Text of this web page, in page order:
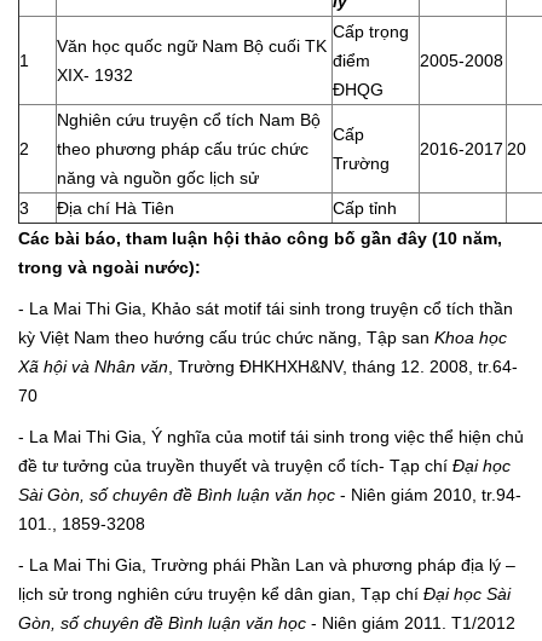
1
Văn học quốc ngữ Nam Bộ cuối TK
XIX- 1932
Cấp trọng
điểm
ĐHQG
2005-2008
2
Nghiên cứu truyện cổ tích Nam Bộ
theo phương pháp cấu trúc chức
năng và nguồn gốc lịch sử
Cấp
Trường
2016-2017 20
3 Địa chí Hà Tiên
Cấp tỉnh
Các bài báo, tham luận hội thảo công bố gần đây (10 năm,
trong và ngoài nước):
- La Mai Thi Gia, Khảo sát motif tái sinh trong truyện cổ tích thần
kỳ Việt Nam theo hướng cấu trúc chức năng, Tập san Khoa học
Xã hội và Nhân văn, Trường ĐHKHXH&NV, tháng 12. 2008, tr.64-
70
- La Mai Thi Gia, Ý nghĩa của motif tái sinh trong việc thể hiện chủ
đề tư tưởng của truyền thuyết và truyện cổ tích- Tạp chí Đại học
Sài Gòn, số chuyên đề Bình luận văn học - Niên giám 2010, tr.94-
101., 1859-3208
- La Mai Thi Gia, Trường phái Phần Lan và phương pháp địa lý –
lịch sử trong nghiên cứu truyện kể dân gian, Tạp chí Đại học Sài
Gòn, số chuyên đề Bình luận văn học - Niên giám 2011. T1/2012